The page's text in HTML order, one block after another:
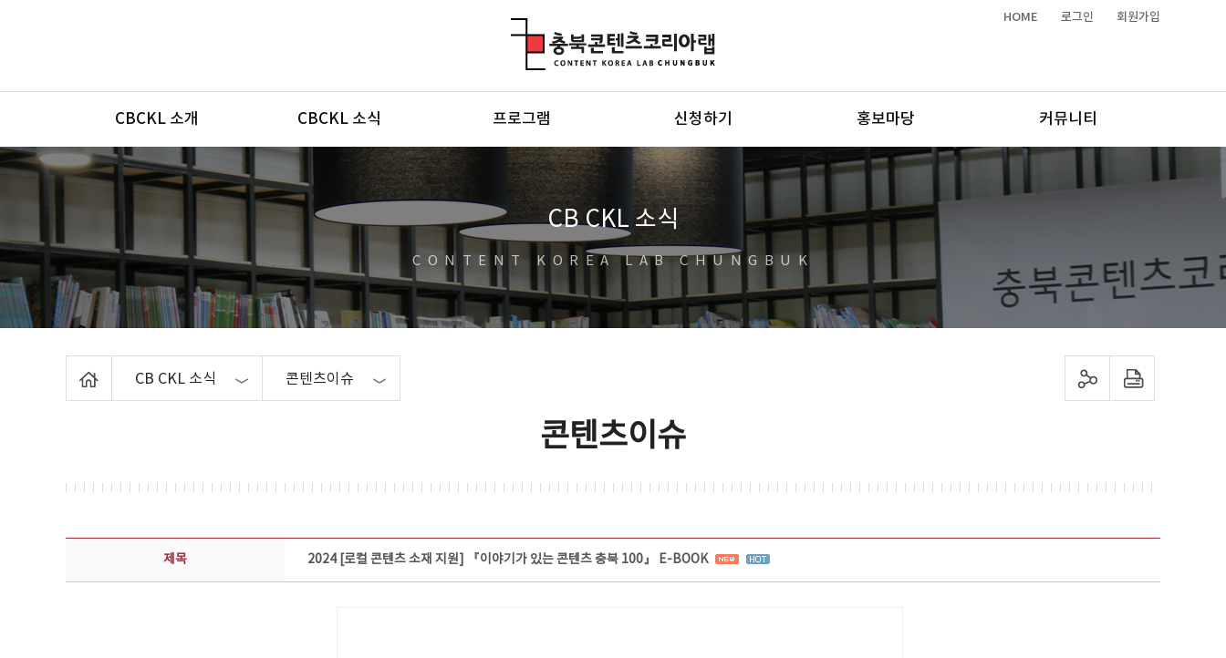
HOME 로그인 회원가입
메뉴
CBCKL 소개 CBCKL 소식 프로그램 신청하기 홍보마당 커뮤니티
CB CKL 소식
CONTENT KOREA LAB CHUNGBUK
CB CKL 소식 콘텐츠이슈 sns 공유하기 프린트하기
콘텐츠이슈
콘텐츠이슈 상세보기 - 제목, 담당부서, 담당자, 담당연락처, 내용, 첨부파일 정보 제공
제목 2024 [로컬 콘텐츠 소재 지원] 『이야기가 있는 콘텐츠 충북 100』 E-BOOK